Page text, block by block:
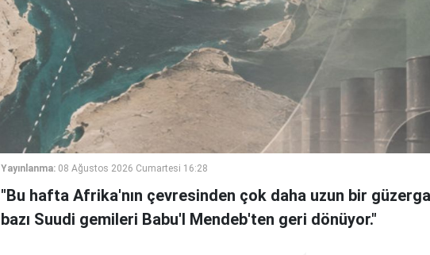
Yayınlanma: 08 Ağustos 2026 Cumartesi 16:28
"Bu hafta Afrika'nın çevresinden çok daha uzun bir
bazı Suudi gemileri Babu'l Mendeb'ten geri dönüyor."